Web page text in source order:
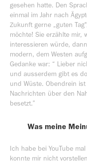
gesehen hatte. Den
einmal im Jahr nach
Zukunft gerne „guten
möchte! Sie erzählte
interessieren würde,
modern, dem Westen
Gedanke war: “ Lieber
und ausserdem gibt es
und Wüste. Obendrein
Nachrichten über den
besetzt.”
Was meine
Ich habe bei YouTube
konnte mir nicht